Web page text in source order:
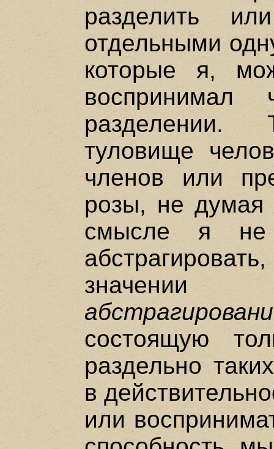
разделить
отдельными
которые я,
воспринимал
туловище
членов или
розы, не
смысле я не
значении
состоящую
раздельно
в
или